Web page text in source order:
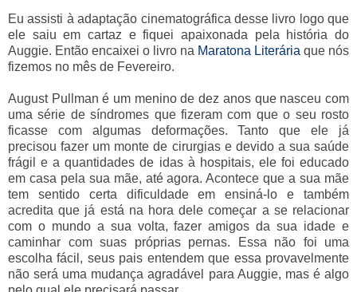
Eu assisti à adaptação cinematográfica desse livro logo que
ele saiu em cartaz e fiquei apaixonada pela história do
Auggie. Então encaixei o livro na Maratona Literária que nós
fizemos no mês de Fevereiro.
August Pullman é um menino de dez anos que nasceu com
uma série de síndromes que fizeram com que o seu rosto
ficasse com algumas deformações. Tanto que ele já
precisou fazer um monte de cirurgias e devido a sua saúde
frágil e a quantidades de idas à hospitais, ele foi educado
em casa pela sua mãe, até agora. Acontece que a sua mãe
tem sentido certa dificuldade em ensiná-lo e também
acredita que já está na hora dele começar a se relacionar
com o mundo a sua volta, fazer amigos da sua idade e
caminhar com suas próprias pernas. Essa não foi uma
escolha fácil, seus pais entendem que essa provavelmente
não será uma mudança agradável para Auggie, mas é algo